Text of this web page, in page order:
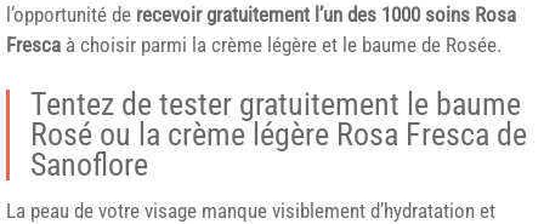
l’opportunité de recevoir gratuitement l’un des 1000 soins Rosa
Fresca à choisir parmi la crème légère et le baume de Rosée.
Tentez de tester gratuitement le baume
Rosé ou la crème légère Rosa Fresca de
Sanoflore
La peau de votre visage manque visiblement d’hydratation et